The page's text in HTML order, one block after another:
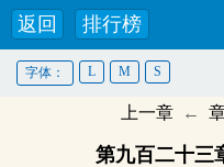
返回 排行榜
字体： L M S
上一章 ←
第九百二十三